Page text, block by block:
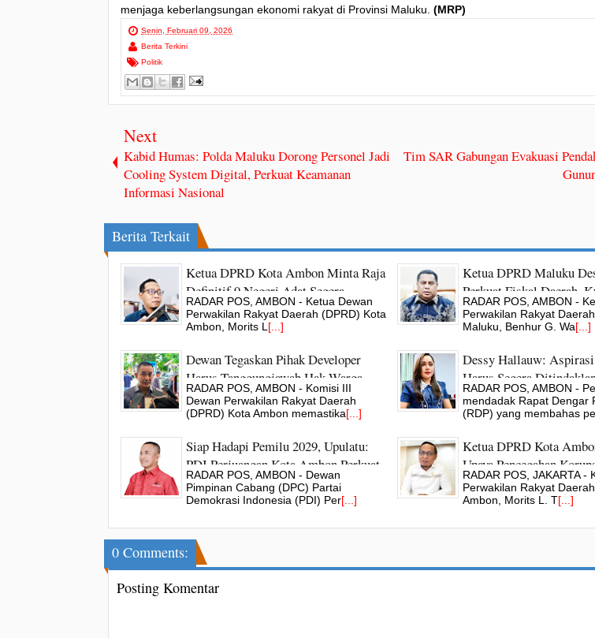
menjaga keberlangsungan ekonomi rakyat di Provinsi Maluku. (MRP)
Senin, Februari 09, 2026
Berita Terkini
Politik
Next
Kabid Humas: Polda Maluku Dorong Personel Jadi
Cooling System Digital, Perkuat Keamanan
Informasi Nasional
Tim SAR Gabungan Evakuasi
Berita Terkait
Ketua DPRD Kota Ambon Minta Raja
Definitif 9 Negeri Adat Segera
Ditetapkan
RADAR POS, AMBON - Ketua Dewan
Perwakilan Rakyat Daerah (DPRD) Kota
Ambon, Morits L[...]
Ketua DPRD Maluku
Perkuat Fiskal Daerah,
Pertumbuhan Ekonomi
RADAR POS, AMBON -
Perwakilan Rakyat
Maluku, Benhur G. Wa[...]
Dewan Tegaskan Pihak Developer
Harus Tanggungjawab Hak Warga
Perumahan BHU
RADAR POS, AMBON - Komisi III
Dewan Perwakilan Rakyat Daerah
(DPRD) Kota Ambon memastika[...]
Dessy Hallauw:
Harus Segera
RADAR POS, AMBON -
mendadak Rapat Dengar
(RDP) yang membahas
Siap Hadapi Pemilu 2029, Upulatu:
PDI Perjuangan Kota Ambon Perkuat
Struktur Hingga Akar Rumput
RADAR POS, AMBON - Dewan
Pimpinan Cabang (DPC) Partai
Demokrasi Indonesia (PDI) Per[...]
Ketua DPRD Kota
Upaya Pencegahan
RADAR POS, JAKARTA -
Perwakilan Rakyat
Ambon, Morits L. T[...]
0 Comments:
Posting Komentar